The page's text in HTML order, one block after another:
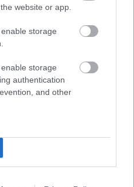
website or app.
storage
storage
authentication
and other
Adóhatósági